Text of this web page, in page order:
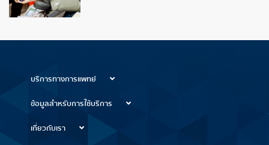
บริการทางการแพทย์
ข้อมูลสำหรับการใช้บริการ
เกี่ยวกับเรา